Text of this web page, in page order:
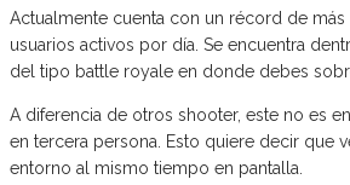
Actualmente cuenta con un récord de
usuarios activos por día. Se encuentra
del tipo battle royale en donde debes
A diferencia de otros shooter, este no es
en tercera persona. Esto quiere decir que
entorno al mismo tiempo en pantalla.